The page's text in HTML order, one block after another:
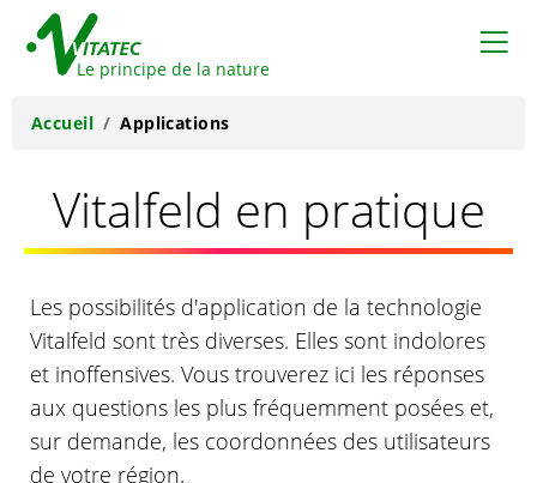
Le principe de la nature
Accueil Applications
Vitalfeld en pratique
Les possibilités d'application de la technologie
Vitalfeld sont très diverses. Elles sont indolores
et inoffensives. Vous trouverez ici les réponses
aux questions les plus fréquemment posées et,
sur demande, les coordonnées des utilisateurs
de votre région.